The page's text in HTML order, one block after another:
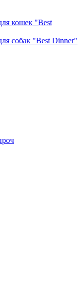
кошек "Best
собак "Best Dinner"